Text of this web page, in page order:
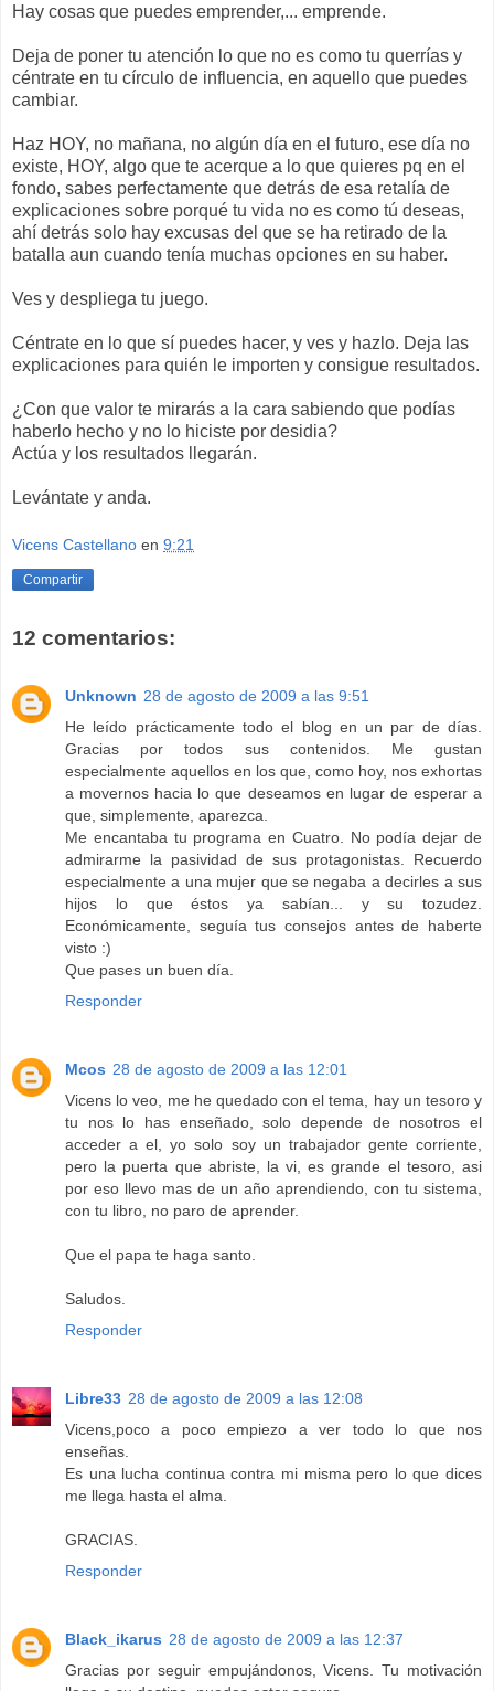
Hay cosas que puedes emprender,... emprende.
Deja de poner tu atención lo que no es como tu querrías y
céntrate en tu círculo de influencia, en aquello que puedes
cambiar.
Haz HOY, no mañana, no algún día en el futuro, ese día no
existe, HOY, algo que te acerque a lo que quieres pq en el
fondo, sabes perfectamente que detrás de esa retalía de
explicaciones sobre porqué tu vida no es como tú deseas,
ahí detrás solo hay excusas del que se ha retirado de la
batalla aun cuando tenía muchas opciones en su haber.
Ves y despliega tu juego.
Céntrate en lo que sí puedes hacer, y ves y hazlo. Deja las
explicaciones para quién le importen y consigue resultados.
¿Con que valor te mirarás a la cara sabiendo que podías
haberlo hecho y no lo hiciste por desidia?
Actúa y los resultados llegarán.
Levántate y anda.
Vicens Castellano en 9:21
Compartir
12 comentarios:
Unknown 28 de agosto de 2009 a las 9:51
He leído prácticamente todo el blog en un par de días.
Gracias por todos sus contenidos. Me gustan
especialmente aquellos en los que, como hoy, nos exhortas
a movernos hacia lo que deseamos en lugar de esperar a
que, simplemente, aparezca.
Me encantaba tu programa en Cuatro. No podía dejar de
admirarme la pasividad de sus protagonistas. Recuerdo
especialmente a una mujer que se negaba a decirles a sus
hijos lo que éstos ya sabían... y su tozudez.
Económicamente, seguía tus consejos antes de haberte
visto :)
Que pases un buen día.
Responder
Mcos 28 de agosto de 2009 a las 12:01
Vicens lo veo, me he quedado con el tema, hay un tesoro y
tu nos lo has enseñado, solo depende de nosotros el
acceder a el, yo solo soy un trabajador gente corriente,
pero la puerta que abriste, la vi, es grande el tesoro, asi
por eso llevo mas de un año aprendiendo, con tu sistema,
con tu libro, no paro de aprender.
Que el papa te haga santo.
Saludos.
Responder
Libre33 28 de agosto de 2009 a las 12:08
Vicens,poco a poco empiezo a ver todo lo que nos
enseñas.
Es una lucha continua contra mi misma pero lo que dices
me llega hasta el alma.
GRACIAS.
Responder
Black_ikarus 28 de agosto de 2009 a las 12:37
Gracias por seguir empujándonos, Vicens. Tu motivación